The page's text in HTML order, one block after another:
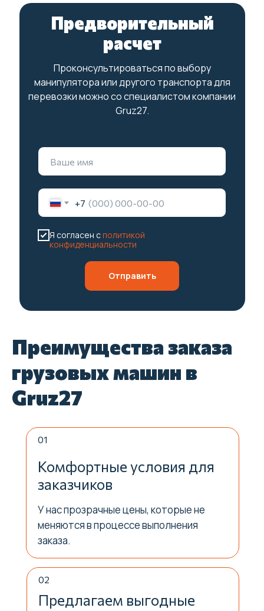
Предворительный
расчет
Проконсультироваться по выбору
манипулятора или другого транспорта для
перевозки можно со специалистом компании
Gruz27.
+7
Я согласен сполитикой
конфиденциальности
Отправить
Преимущества заказа
грузовых машин в
Gruz27
Комфортные условия для
заказчиков
У нас прозрачные цены, которые не
меняются в процессе выполнения
заказа.
01
Предлагаем выгодные
02